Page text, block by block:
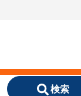
検索